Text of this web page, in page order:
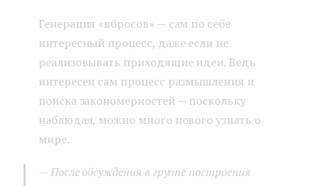
Генерация «вбросов» — сам по себе
интересный процесс, даже если не
реализовывать приходящие идеи. Ведь
интересен сам процесс размышления и
поиска закономерностей — поскольку
наблюдая, можно много нового узнать о
мире.
— После обсуждения в группе построения